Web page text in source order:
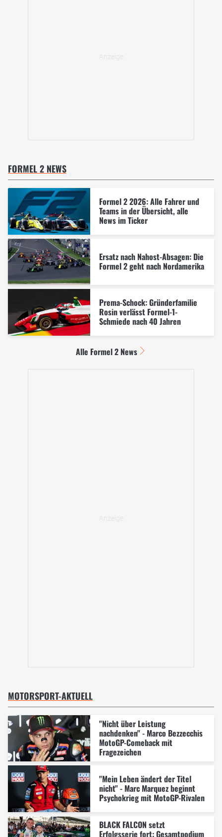
FORMEL 2 NEWS
Formel 2 2026: Alle Fahrer und
Teams in der Übersicht, alle
News im Ticker
Ersatz nach Nahost-Absagen: Die
Formel 2 geht nach Nordamerika
Prema-Schock: Gründerfamilie
Rosin verlässt Formel-1-
Schmiede nach 40 Jahren
Alle Formel 2 News
MOTORSPORT-AKTUELL
"Nicht über Leistung
nachdenken" - Marco Bezzecchis
MotoGP-Comeback mit
Fragezeichen
"Mein Leben ändert der Titel
nicht" - Marc Marquez beginnt
Psychokrieg mit MotoGP-Rivalen
BLACK FALCON setzt
Erfolgsserie fort: Gesamtpodium